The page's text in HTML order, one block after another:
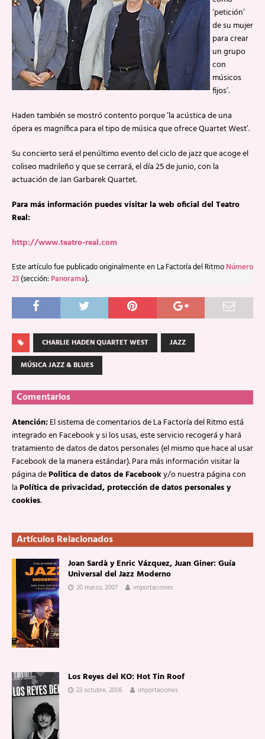
‘petición’
de su mujer
para crear
un grupo
con
músicos
fijos’.
Haden también se mostró contento porque ‘la acústica de una
ópera es magnífica para el tipo de música que ofrece Quartet West’.
Su concierto será el penúltimo evento del ciclo de jazz que acoge el
coliseo madrileño y que se cerrará, el día 25 de junio, con la
actuación de Jan Garbarek Quartet.
Para más información puedes visitar la web oficial del Teatro
Real:
http://www.teatro-real.com
Este artículo fue publicado originalmente en La Factoría del Ritmo Número
23 (sección: Panorama).
CHARLIE HADEN QUARTET WEST
JAZZ
MÚSICA JAZZ & BLUES
Comentarios
Atención:El sistema de comentarios de La Factoría del Ritmo está
integrado en Facebook y si los usas, este servicio recogerá y hará
tratamiento de datos de datos personales (el mismo que hace al usar
Facebook de la manera estándar). Para más información visitar la
página dePolitica de datos de Facebooky/o nuestra página con
laPolítica de privacidad, protección de datos personales y
cookies.
Artículos Relacionados
Joan Sardà y Enric Vázquez, Juan Giner: Guía
Universal del Jazz Moderno
20 marzo, 2007 importaciones
Los Reyes del KO: Hot Tin Roof
23 octubre, 2006 importaciones